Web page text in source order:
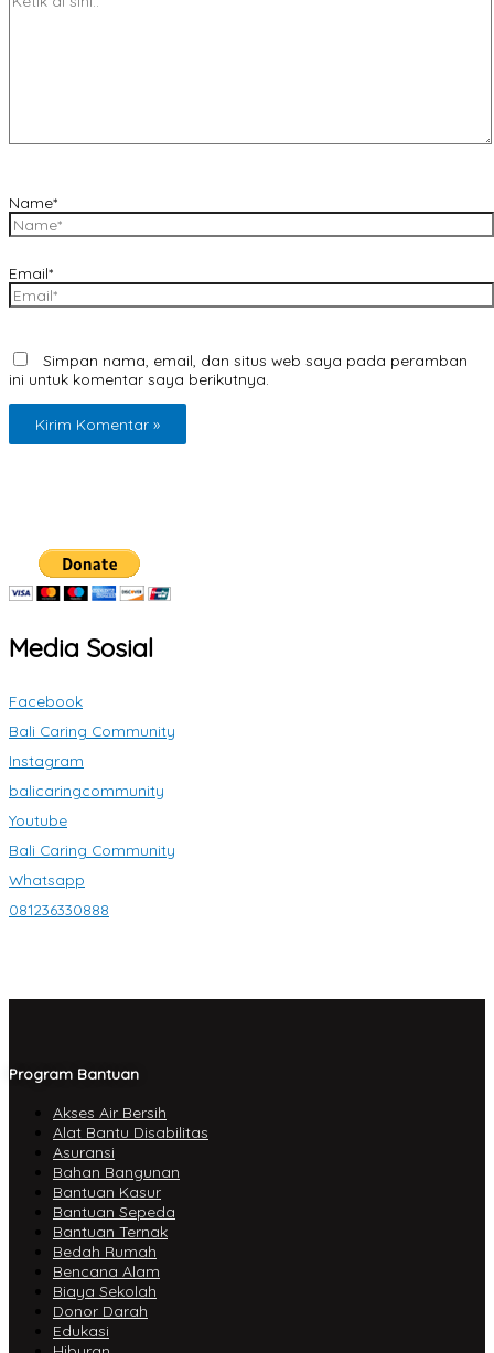
Name*
Email*
Simpan nama, email, dan situs web saya pada peramban
ini untuk komentar saya berikutnya.
Media Sosial
Facebook
Bali Caring Community
Instagram
balicaringcommunity
Youtube
Bali Caring Community
Whatsapp
081236330888
Program Bantuan
Akses Air Bersih
Alat Bantu Disabilitas
Asuransi
Bahan Bangunan
Bantuan Kasur
Bantuan Sepeda
Bantuan Ternak
Bedah Rumah
Bencana Alam
Biaya Sekolah
Donor Darah
Edukasi